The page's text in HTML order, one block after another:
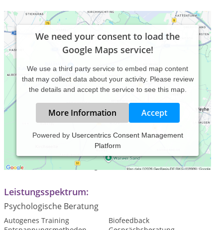
We need your consent to load the
Google Maps service!
We use a third party service to embed map content
that may collect data about your activity. Please review
the details and accept the service to see this map.
More Information Accept
Powered by Usercentrics Consent Management
Platform
Termine nach Vereinbarung
Leistungsspektrum:
Psychologische Beratung
Autogenes Training
Biofeedback